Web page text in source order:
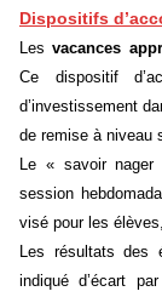
Dispositifs
Lesvacances
Ce dispositif
d’investissement
de remise à niveau
Le « savoir
session
visé pour les
Les résultats des
indiqué d’écart